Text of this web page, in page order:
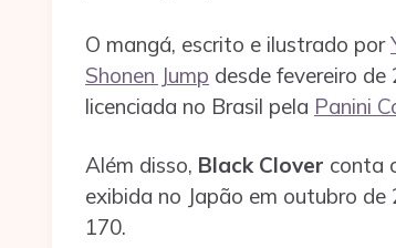
O mangá, escrito e ilustrado por
Shonen Jump desde fevereiro
licenciada no Brasil pela Panini
Além disso, Black Clover conta
exibida no Japão em outubro
170.